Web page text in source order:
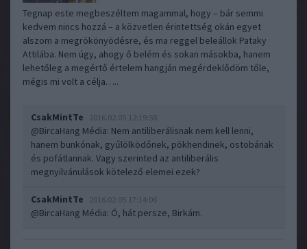
Tegnap este megbeszéltem magammal, hogy – bár semmi
kedvem nincs hozzá – a közvetlen érintettség okán egyet
alszom a megrökönyödésre, és ma reggel beleállok Pataky
Attilába. Nem úgy, ahogy ő belém és sokan másokba, hanem
lehetőleg a megértő értelem hangján megérdeklődöm tőle,
mégis mi volt a célja…..
CsakMintTe 2016.02.05 12:19:58
@BircaHang Média: Nem antiliberálisnak nem kell lenni,
hanem bunkónak, gyűlölködőnek, pökhendinek, ostobának
és pofátlannak. Vagy szerinted az antiliberális
megnyilvánulások kötelező elemei ezek?
CsakMintTe 2016.02.05 17:14:06
@BircaHang Média: Ó, hát persze, Birkám.